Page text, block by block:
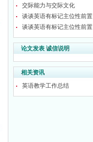
交际能力与交际文化
谈谈英语有标记主位性前置
谈谈英语有标记主位性前置
论文发表 诚信说明
相关资讯
英语教学工作总结